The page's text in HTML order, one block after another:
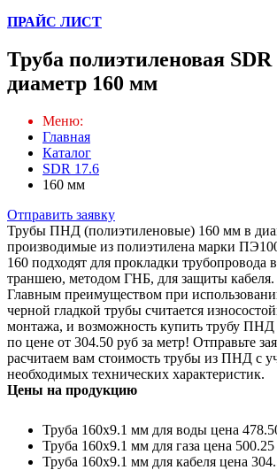
ПРАЙС ЛИСТ
Труба полиэтиленовая SDR
диаметр 160 мм
Меню:
Главная
Каталог
SDR 17.6
160 мм
Отправить заявку
Трубы ПНД (полиэтиленовые) 160 мм в
производимые из полиэтилена марки
160 подходят для прокладки трубопровода
траншею, методом ГНБ, для защиты кабеля.
Главным преимуществом при
черной гладкой трубы считается
монтажа, и возможность купить трубу ПНД
по цене от 304.50 руб за метр! Отправьте
расчитаем вам стоимость трубы из ПНД с
необходимых технических характеристик.
Цены на продукцию
Труба 160х9.1 мм для воды цена
Труба 160х9.1 мм для газа цена 500.25
Труба 160х9.1 мм для кабеля цена